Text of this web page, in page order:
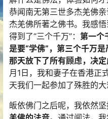
恭闻南无第三世多杰羌佛
杰羌佛所著之佛书。我感
得到了“三个千万”： 第一个
是要“学佛”，第三个千万
那天放下了所有顾虑，决定
月1日，我和妻子在香港正
天我们一起参加了殊胜的大
皈依佛门之后呢，我依然